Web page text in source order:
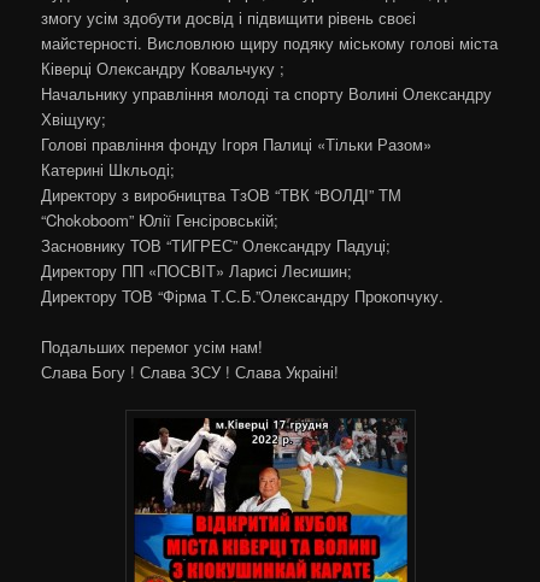
змогу усім здобути досвід і підвищити рівень своєі
майстерності. Висловлюю щиру подяку міському голові міста
Ківерці Олександру Ковальчуку ;
Начальнику управління молоді та спорту Волині Олександру
Хвіщуку;
Голові правління фонду Ігоря Палиці «Тільки Разом»
Катерині Шкльоді;
Директору з виробництва ТзОВ “ТВК “ВОЛДІ” ТМ
“Chokoboom” Юлії Генсіровській;
Засновнику ТОВ “ТИГРЕС” Олександру Падуці;
Директору ПП «ПОСВІТ» Ларисі Лесишин;
Директору ТОВ “Фірма Т.С.Б.”Олександру Прокопчуку.
Подальших перемог усім нам!
Слава Богу ! Слава ЗСУ ! Слава Украіні!